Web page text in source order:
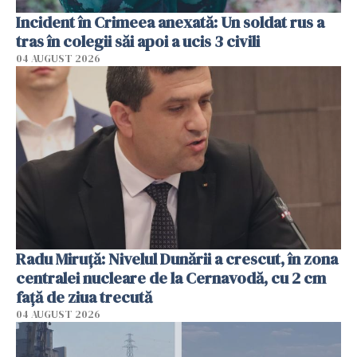
Incident în Crimeea anexată: Un soldat rus a
tras în colegii săi apoi a ucis 3 civili
04 AUGUST 2026
Radu Miruţă: Nivelul Dunării a crescut, în zona
centralei nucleare de la Cernavodă, cu 2 cm
faţă de ziua trecută
04 AUGUST 2026